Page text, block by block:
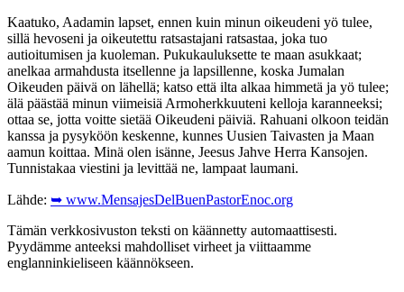
Kaatuko, Aadamin lapset, ennen kuin minun oikeudeni yö tulee,
sillä hevoseni ja oikeutettu ratsastajani ratsastaa, joka tuo
autioitumisen ja kuoleman. Pukukauluksette te maan asukkaat;
anelkaa armahdusta itsellenne ja lapsillenne, koska Jumalan
Oikeuden päivä on lähellä; katso että ilta alkaa himmetä ja yö tulee;
älä päästää minun viimeisiä Armoherkkuuteni kelloja karanneeksi;
ottaa se, jotta voitte sietää Oikeudeni päiviä. Rahuani olkoon teidän
kanssa ja pysyköön keskenne, kunnes Uusien Taivasten ja Maan
aamun koittaa. Minä olen isänne, Jeesus Jahve Herra Kansojen.
Tunnistakaa viestini ja levittää ne, lampaat laumani.
Lähde: ➥ www.MensajesDelBuenPastorEnoc.org
Tämän verkkosivuston teksti on käännetty automaattisesti.
Pyydämme anteeksi mahdolliset virheet ja viittaamme
englanninkieliseen käännökseen.